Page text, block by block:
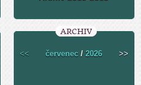
ARCHIV
<< červenec /2026 >>